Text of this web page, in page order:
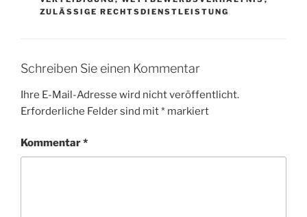
ZULÄSSIGE RECHTSDIENSTLEISTUNG
Schreiben Sie einen Kommentar
Ihre E-Mail-Adresse wird nicht veröffentlicht.
Erforderliche Felder sind mit* markiert
Kommentar*